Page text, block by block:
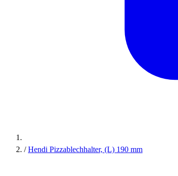
/ Hendi Pizzablechhalter, (L) 190 mm